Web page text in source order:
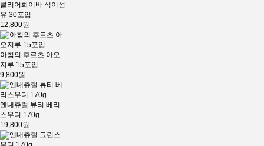
클리어화이바 식이섬
유 30포입
12,800원
아침의 후르츠 아오
지루 15포입
9,800원
엔내츄럴 뷰티 베리
스무디 170g
19,800원